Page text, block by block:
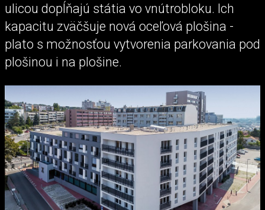
ulicou dopĺňajú státia vo vnútrobloku. Ich
kapacitu zväčšuje nová oceľová plošina -
plato s možnosťou vytvorenia parkovania pod
plošinou i na plošine.